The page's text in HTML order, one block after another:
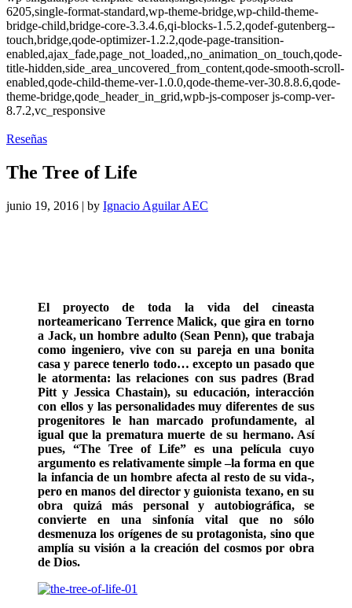
6205,single-format-standard,wp-theme-bridge,wp-child-theme-
bridge-child,bridge-core-3.3.4.6,qi-blocks-1.5.2,qodef-gutenberg--
touch,bridge,qode-optimizer-1.2.2,qode-page-transition-
enabled,ajax_fade,page_not_loaded,,no_animation_on_touch,qode-
title-hidden,side_area_uncovered_from_content,qode-smooth-scroll-
enabled,qode-child-theme-ver-1.0.0,qode-theme-ver-30.8.8.6,qode-
theme-bridge,qode_header_in_grid,wpb-js-composer js-comp-ver-
8.7.2,vc_responsive
Reseñas
The Tree of Life
junio 19, 2016 | by Ignacio Aguilar AEC
El proyecto de toda la vida del cineasta
norteamericano Terrence Malick, que gira en torno
a Jack, un hombre adulto (Sean Penn), que trabaja
como ingeniero, vive con su pareja en una bonita
casa y parece tenerlo todo… excepto un pasado que
le atormenta: las relaciones con sus padres (Brad
Pitt y Jessica Chastain), su educación, interacción
con ellos y las personalidades muy diferentes de sus
progenitores le han marcado profundamente, al
igual que la prematura muerte de su hermano. Así
pues, “The Tree of Life” es una película cuyo
argumento es relativamente simple –la forma en que
la infancia de un hombre afecta al resto de su vida-,
pero en manos del director y guionista texano, en su
obra quizá más personal y autobiográfica, se
convierte en una sinfonía vital que no sólo
desmenuza los orígenes de su protagonista, sino que
amplía su visión a la creación del cosmos por obra
de Dios.